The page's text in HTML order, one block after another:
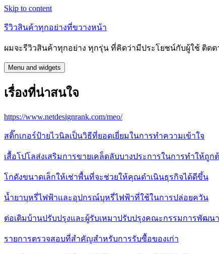
Skip to content
รีวิวสินค้าทุกอย่างที่ขวางหน้า
ผมจะรีวิวสินค้าทุกอย่าง ทุกรุ่น ที่คิดว่ามีประโยชน์กับผู้ใช้ ติด
Menu and widgets
เรื่องที่น่าสนใจ
https://www.netdesignrank.com/meo/
สติ๊กเกอร์ป้ายไวนิลเป็นวิธีที่ยอดเยี่ยมในการทำความเข้าใจ
เสื้อโปโลส่งเสริมการขายเคล็ดลับบางประการในการทำให้ถูก
โกดังขนาดเล็กให้เช่าพื้นที่จะช่วยให้คุณดำเนินธุรกิจได้ดีขึ้น
น้ำยาบุหรี่ไฟฟ้าและอุปกรณ์บุหรี่ไฟฟ้าที่ใช้ในการปล่อยควัน
ต่อเติมบ้านปรับปรุงและผู้รับเหมาปรับปรุงคณะกรรมการพัฒน
รายการตรวจสอบที่สำคัญสำหรับการรับซื้อของเก่า